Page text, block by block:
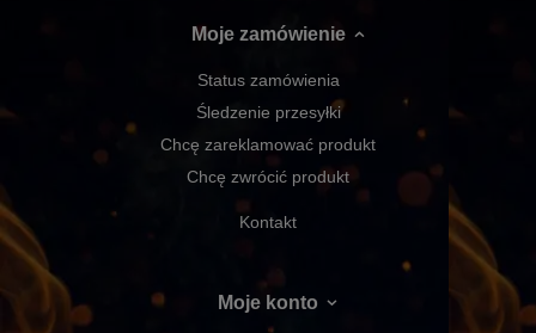
Moje zamówienie
Status zamówienia
Śledzenie przesyłki
Chcę zareklamować produkt
Chcę zwrócić produkt
Kontakt
Moje konto